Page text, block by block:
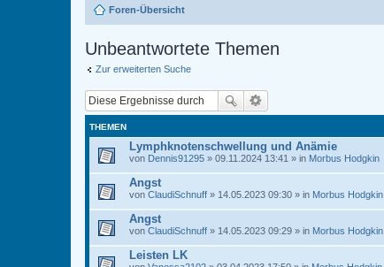
Foren-Übersicht
Unbeantwortete Themen
Zur erweiterten Suche
THEMEN
Lymphknotenschwellung und Anämie
von Dennis91295 » 09.11.2024 13:41 » in Morbus Hodgkin
Angst
von ClaudiSchnuff » 14.05.2023 09:30 » in Morbus Hodgkin
Angst
von ClaudiSchnuff » 14.05.2023 09:29 » in Morbus Hodgkin
Leisten LK